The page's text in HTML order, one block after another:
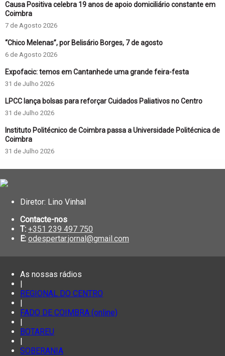
Causa Positiva celebra 19 anos de apoio domiciliário constante em
Coimbra
7 de Agosto 2026
“Chico Melenas”, por Belisário Borges, 7 de agosto
6 de Agosto 2026
Expofacic: temos em Cantanhede uma grande feira-festa
31 de Julho 2026
LPCC lança bolsas para reforçar Cuidados Paliativos no Centro
31 de Julho 2026
Instituto Politécnico de Coimbra passa a Universidade Politécnica de
Coimbra
31 de Julho 2026
Diretor: Lino Vinhal
Contacte-nos
T: +351 239 497 750
E: odespertar.jornal@gmail.com
As nossas rádios
|
REGIONAL DO CENTRO
|
FADO DE COIMBRA (online)
|
BOTAREU
|
SOBERANIA